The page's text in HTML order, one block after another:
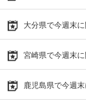
大分県で今週末
宮崎県で今週末
鹿児島県で今週